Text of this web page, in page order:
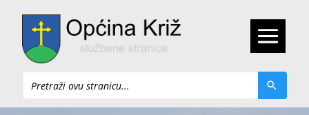
Pretraži